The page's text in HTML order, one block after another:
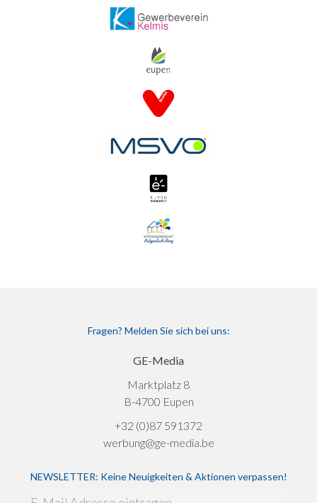
Fragen? Melden Sie sich bei uns:
GE-Media
Marktplatz 8
B-4700 Eupen
+32 (0)87 591372
werbung@ge-media.be
NEWSLETTER: Keine Neuigkeiten & Aktionen verpassen!